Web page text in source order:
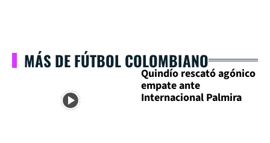
MÁS DE FÚTBOL COLOMBIANO
Quindío rescató agónico
empate ante
Internacional Palmira